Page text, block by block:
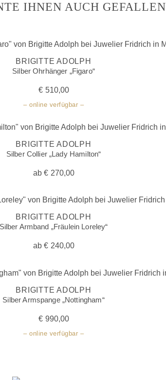
IHNEN AUCH GEFALLEN
BRIGITTE ADOLPH
Silber Ohrhänger „Figaro“
€ 510,00
– online verfügbar –
BRIGITTE ADOLPH
Silber Collier „Lady Hamilton“
ab € 270,00
BRIGITTE ADOLPH
Silber Armband „Fräulein Loreley“
ab € 240,00
BRIGITTE ADOLPH
Silber Armspange „Nottingham“
€ 990,00
– online verfügbar –